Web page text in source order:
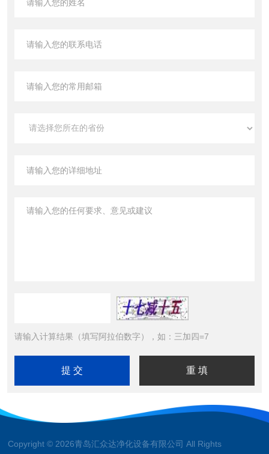
请输入计算结果（填写阿拉伯数字），如：三加四=7
Copyright © 2026青岛汇众达净化设备有限公司 All Rights